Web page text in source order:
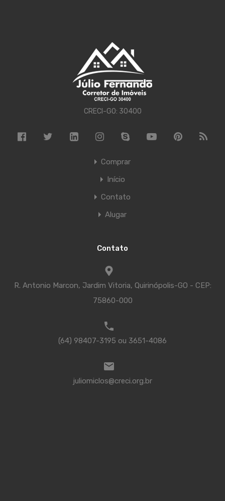
CRECI-GO: 30400
Comprar
Início
Contato
Alugar
Contato
R. Antonio Marcon, Jardim Vitoria, Quirinópolis-GO - CEP:
75860-000
(64) 98407-3195 ou 3651-4086
juliomiclos@creci.org.br